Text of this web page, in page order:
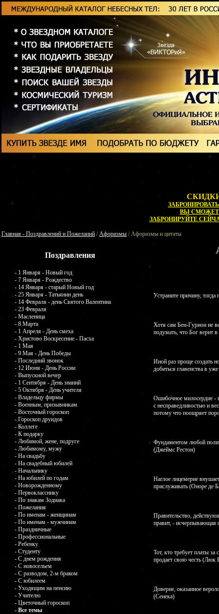
ВЫ
ЗАБРОНИРУЙТЕ
Главная - Поздравлений и Пожеланий /Афоризмы / Афоризмы и цитаты
Поздравления
- 1 Января - Новый год
- 7 Января - Рождество
- 14 Января - старый Новый год
- 25 Января - Татьянин день
- 14 Февраля - день Святого Валентина
- 23 Февраля
- Масленица
- 8 Марта
- 1 Апреля - День смеха
- Христово Воскресение - Пасха
- 1 Мая
- 9 Мая - День Победы
- Последний звонок
- 12 Июня - День России
- Выпускной вечер
- 1 Сентября - День знаний
- 5 Октября - День учителя
- Владельцу фирмы
- Военным, призывникам
- Восточный гороскоп
- Гороскоп друидов
- Коллеге
- К подарку
- Любимой, жене, подруге
- Любимому, мужу
- На свадьбу
- На свадебный юбилей
- Начальнику
- На юбилей по годам
- Новорожденному
- Первокласснику
- По знакам Зодиака
- Пожелания
- По именам - женщинам
- По именам - мужчинам
- Праздничные
- Профессиональные
- Ребенку
- Студенту
- С днем рождения
- С новосельем
- С разводом, 2-м браком
- С юбилеем
- Уходящим на пенсию
- Учителю
- Цветочный гороскоп
- Все темы
Устраните причину,
Хотя сам Бен-Гурион не
подумать, что Бог верит
Иной раз проще создать
добиться главенства в
Ошибочное милосердие -
с несправедливостью и
потому что поощряет
Фундаментом любой
(Джеймс Рестон)
Наглое лицемерие
прислуживать (Оноре де
Правительство,
правит, - исчерпывающая
Тот, кто требует платы за
продает свою честь (Люк
Доверие, оказанное
(Сенека)